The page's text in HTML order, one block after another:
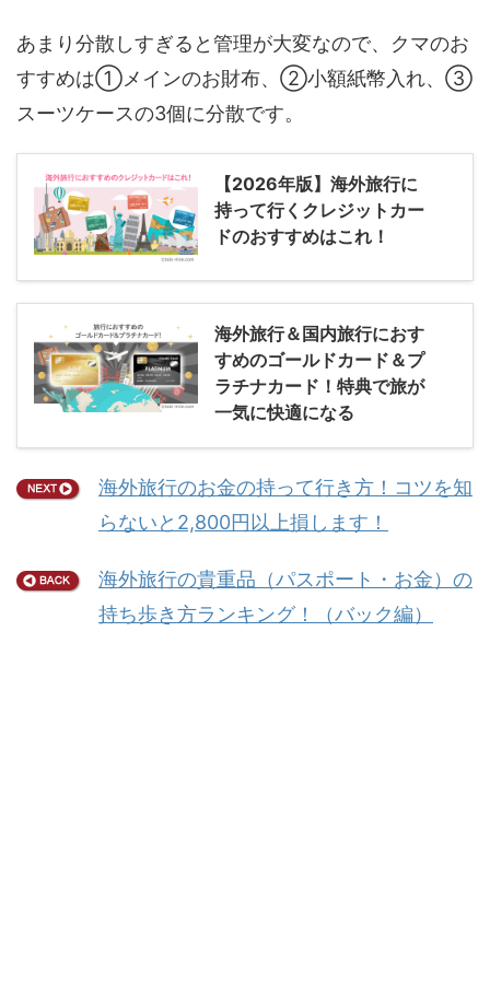
あまり分散しすぎると管理が大変なので、クマのお
すすめは①メインのお財布、②小額紙幣入れ、③
スーツケースの3個に分散です。
【2026年版】海外旅行に
持って行くクレジットカー
ドのおすすめはこれ！
海外旅行＆国内旅行におす
すめのゴールドカード＆プ
ラチナカード！特典で旅が
一気に快適になる
海外旅行のお金の持って行き方！コツを知
らないと2,800円以上損します！
海外旅行の貴重品（パスポート・お金）の
持ち歩き方ランキング！（バック編）